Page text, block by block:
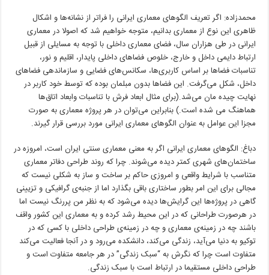
محمدزاده: اگر تعریف الگوهای معماری ایرانی را فراتر از نشانه‌ها و اشکال
ظاهری این نوع از معماری بدانیم، متوجه خواهیم شد که اصولا در معماری
ایرانی در طی هزاران سال، فضای معماری داخلی با توجه به مسایلی از قبیل
ارتباط دایمی داخل و خارج، خلوص فضاهای داخلی پایدار، اقلیم و نور،
تناسبات فضاها بر اساس کاربری‌ها، سکانس‌های فضایی و سازماندهی فضاهای
داخل، شکل می‌گرفت. این فضاها بدون مبلمان بوده که توسط خود کاربر در
نهایت چیده مان می‌شد.(برای مثال ابعاد فرش با تناسبات وابعاد اتاق‌ها
هماهنگ می شده است.) بنابراین می‌توان در هر پروژه معماری به صورت
مجزا این عوامل به عنوان الگوهای معماری ایرانی مورد بررسی قرار گیرند.
دباغ: الگوهای معماری ایرانی اگر به معنی معماری سنتی ایران است، امروزه در
ساختمان‌های شهری کمتر دیده می‌شوند. چرا که روند طراحی دفاتر معماری
متناسب با شرایط واقعی و امروزی حاکم بر ساخت و ساز به شکلی نیست که
مجالی برای این امر بطور ساختاری باقی بگذارد اما از جنبه‌ی گرافیکی و تزیینی
گاهی در پروژه‌ها این گرایش‌ها دیده می‌شود که به نظر من پررنگ نیست اما
در هرصورت طراحانی که در این محیط رشد کرده و به معماری این کشور واقف
باشند چه در زمینه‌ی معماری و چه در زمینه‌ی طراحی داخلی با کسی که در
توکیو به دنیا می‌آید، زندگی می‌کند، دانشکده می‌رود و در آنجا فعالیت می‌کند
متفاوت است چرا که نگرش به “سبک زندگی” در هر جامعه متفاوت است و
طراحی داخلی مستقیما در ارتباط است با سبک زندگی.